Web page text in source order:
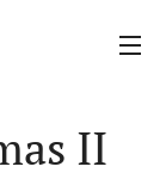
II